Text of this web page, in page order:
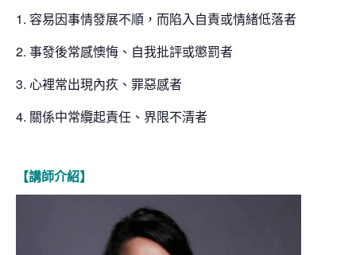
1. 容易因事情發展不順，而陷入自責或情緒低落者
2. 事發後常感懊悔、自我批評或懲罰者
3. 心裡常出現內疚、罪惡感者
4. 關係中常纜起責任、界限不清者
【講師介紹】